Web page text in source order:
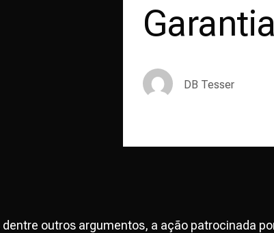
DB Tesser
outros argumentos, a ação patrocinada